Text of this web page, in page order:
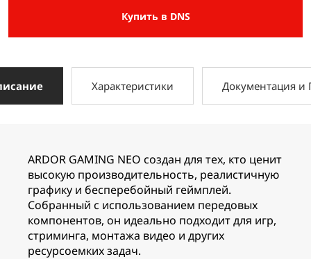
Купить в DNS
Характеристики Документация и
ARDOR GAMING NEO создан для тех, кто ценит
высокую производительность, реалистичную
графику и бесперебойный геймплей.
Собранный с использованием передовых
компонентов, он идеально подходит для игр,
стриминга, монтажа видео и других
ресурсоемких задач.